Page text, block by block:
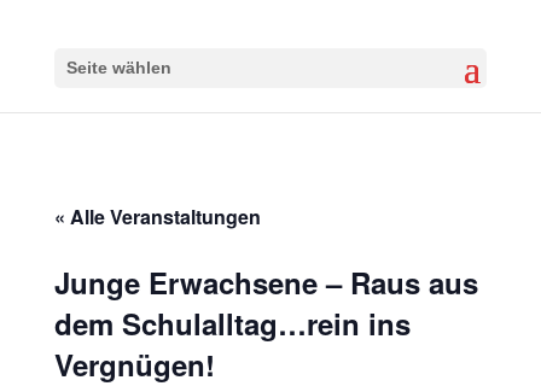
Seite wählen
« Alle Veranstaltungen
Junge Erwachsene – Raus aus
dem Schulalltag…rein ins
Vergnügen!